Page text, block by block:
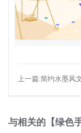
上一篇:简约水墨风
与相关的【绿色